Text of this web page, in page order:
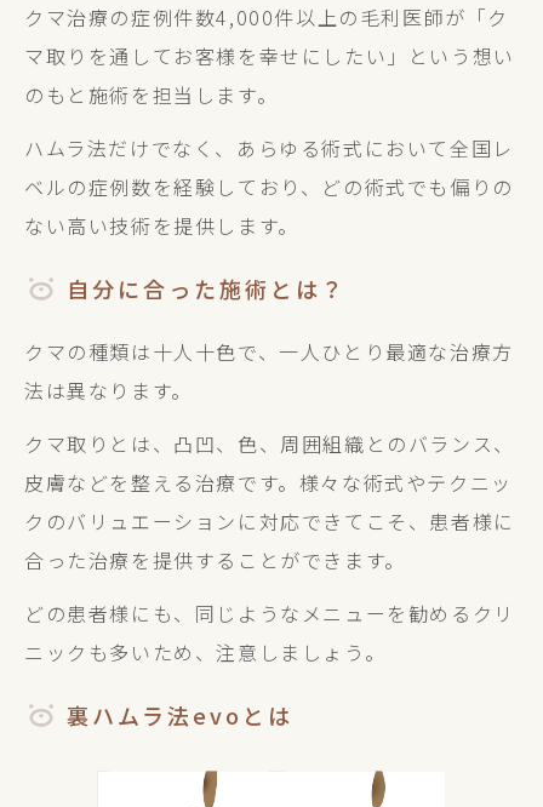
クマ治療の症例件数4,000件以上の毛利医師が「ク
マ取りを通してお客様を幸せにしたい」という想い
のもと施術を担当します。
ハムラ法だけでなく、あらゆる術式において全国レ
ベルの症例数を経験しており、どの術式でも偏りの
ない高い技術を提供します。
自分に合った施術とは？
クマの種類は十人十色で、一人ひとり最適な治療方
法は異なります。
クマ取りとは、凸凹、色、周囲組織とのバランス、
皮膚などを整える治療です。様々な術式やテクニッ
クのバリュエーションに対応できてこそ、患者様に
合った治療を提供することができます。
どの患者様にも、同じようなメニューを勧めるクリ
ニックも多いため、注意しましょう。
裏ハムラ法evoとは